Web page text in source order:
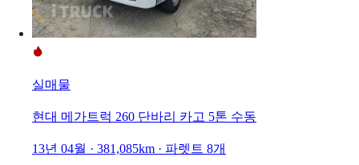
실매물
현대 메가트럭 260 단바리 카고 5톤 수동
13년 04월 · 381,085km · 파렛트 8개